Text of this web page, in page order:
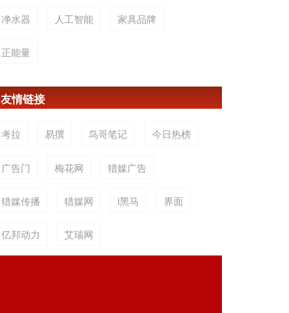
净水器 人工智能 家具品牌
正能量
友情链接
考拉 易撰 鸟哥笔记 今日热榜
广告门 梅花网 猎媒广告
猎媒传播 猎媒网 i黑马 界面
亿邦动力 艾瑞网